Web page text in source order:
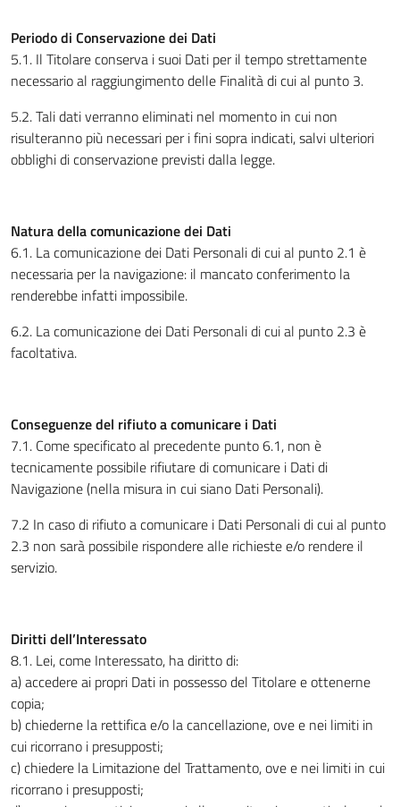
Periodo di Conservazione dei Dati
5.1. Il Titolare conserva i suoi Dati per il tempo strettamente
necessario al raggiungimento delle Finalità di cui al punto 3.
5.2. Tali dati verranno eliminati nel momento in cui non
risulteranno più necessari per i fini sopra indicati, salvi ulteriori
obblighi di conservazione previsti dalla legge.
Natura della comunicazione dei Dati
6.1. La comunicazione dei Dati Personali di cui al punto 2.1 è
necessaria per la navigazione: il mancato conferimento la
renderebbe infatti impossibile.
6.2. La comunicazione dei Dati Personali di cui al punto 2.3 è
facoltativa.
Conseguenze del rifiuto a comunicare i Dati
7.1. Come specificato al precedente punto 6.1, non è
tecnicamente possibile rifiutare di comunicare i Dati di
Navigazione (nella misura in cui siano Dati Personali).
7.2 In caso di rifiuto a comunicare i Dati Personali di cui al punto
2.3 non sarà possibile rispondere alle richieste e/o rendere il
servizio.
Diritti dell’Interessato
8.1. Lei, come Interessato, ha diritto di:
a) accedere ai propri Dati in possesso del Titolare e ottenerne
copia;
b) chiederne la rettifica e/o la cancellazione, ove e nei limiti in
cui ricorrano i presupposti;
c) chiedere la Limitazione del Trattamento, ove e nei limiti in cui
ricorrano i presupposti;